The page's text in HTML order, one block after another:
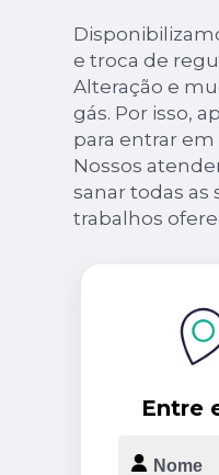
e troca de
Alteração e
gás. Por isso,
para entrar
Nossos
sanar todas as
trabalhos
Entre